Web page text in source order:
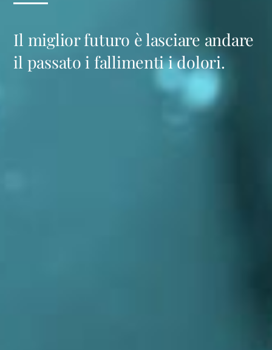
Il miglior futuro è lasciare andare
il passato i fallimenti i dolori.